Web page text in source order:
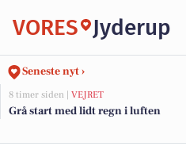
VORES Jyderup
Seneste nyt ›
8 timer siden | VEJRET
Grå start med lidt regn i luften